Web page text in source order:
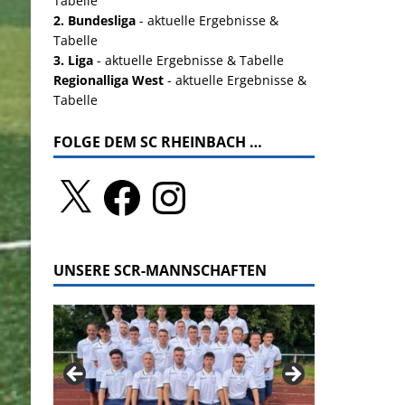
2. Bundesliga - aktuelle Ergebnisse &
Tabelle
3. Liga- aktuelle Ergebnisse & Tabelle
Regionalliga West - aktuelle Ergebnisse &
Tabelle
FOLGE DEM SC RHEINBACH …
UNSERE SCR-MANNSCHAFTEN